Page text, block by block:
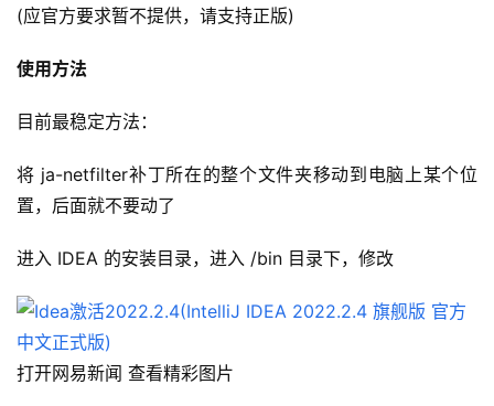
(应官方要求暂不提供，请支持正版)
使用方法
目前最稳定方法：
将 ja-netfilter补丁所在的整个文件夹移动到电脑上某个位
置，后面就不要动了
进入 IDEA 的安装目录，进入 /bin 目录下，修改
打开网易新闻 查看精彩图片